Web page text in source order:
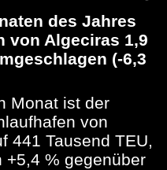
des Jahres
von Algeciras 1,9
(-6,3
Monat ist der
von
441 Tausend TEU,
+5,4 % gegenüber